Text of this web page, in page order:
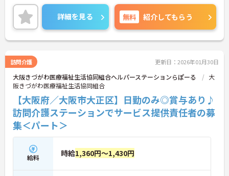
詳細を見る 無料 紹介してもらう
訪問介護 更新日：2026年01月30日
大阪きづがわ医療福祉生活協同組合ヘルパーステーションらぽーる
大
阪きづがわ医療福祉生活協同組合
【大阪府／大阪市大正区】日勤のみ◎賞与あり♪
訪問介護ステーションでサービス提供責任者の募
集＜パート＞
給料 時給1,360円～1,430円